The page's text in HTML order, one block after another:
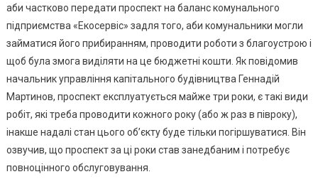
аби частково передати проспект на баланс комунального
підприємства «Екосервіс» задля того, аби комунальники могли
займатися його прибиранням, проводити роботи з благоустрою і
щоб була змога виділяти на це бюджетні кошти. Як повідомив
начальник управління капітального будівництва Геннадій
Мартинов, проспект експлуатується майже три роки, є такі види
робіт, які треба проводити кожного року (або ж раз в півроку),
інакше надалі стан цього об’єкту буде тільки погіршуватися. Він
озвучив, що проспект за ці роки став занедбаним і потребує
повноцінного обслуговування.